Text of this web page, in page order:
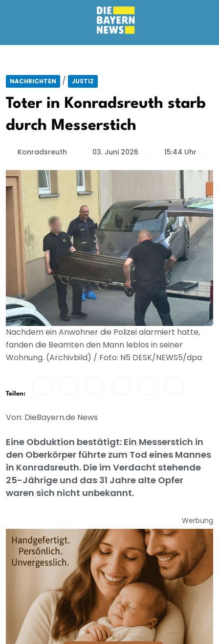
NACHRICHTEN / JUSTIZ
Toter in Konradsreuth starb
durch Messerstich
Konradsreuth 03. Juni 2026 15:44 Uhr
Nachdem ein Anwohner die Polizei alarmiert hatte,
fanden die Beamten den Mann leblos in seiner
Wohnung. (Archivbild) / Foto: N5 DESK/NEWS5/dpa
Teilen:
Von: DieBayern.de News
Eine Obduktion bestätigt: Ein Messerstich in
den Oberkörper führte zum Tod eines Mannes
in Konradsreuth. Die im Verdacht stehende
25-Jährige und das 31 Jahre alte Opfer
waren sich nicht unbekannt.
Werbung